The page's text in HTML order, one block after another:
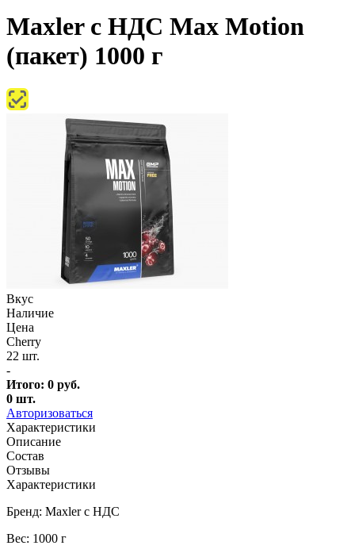
Maxler с НДС Max Motion
(пакет) 1000 г
Вкус
Наличие
Цена
Cherry
22 шт.
-
Итого: 0 руб.
0 шт.
Авторизоваться
Характеристики
Описание
Состав
Отзывы
Характеристики
Бренд: Maxler с НДС
Вес: 1000 г